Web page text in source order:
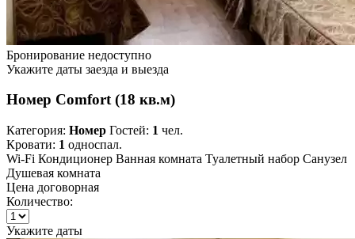
Бронирование недоступно
Укажите даты заезда и выезда
Номер Comfort (18 кв.м)
Категория: Номер Гостей: 1 чел.
Кровати: 1 односпал.
Wi-Fi Кондиционер Ванная комната Туалетный набор Санузел
Душевая комната
Цена договорная
Количество:
Укажите даты